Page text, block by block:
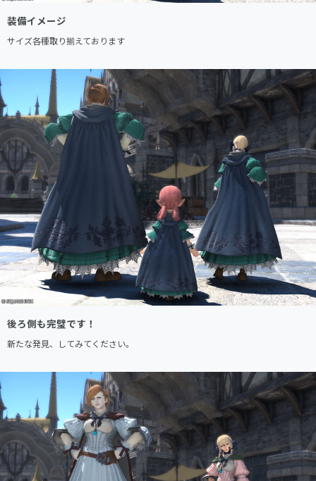
装備イメージ
サイズ各種取り揃えております
後ろ側も完璧です！
新たな発見、してみてください。